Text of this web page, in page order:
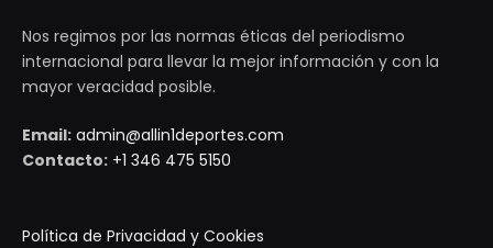
Nos regimos por las normas éticas del periodismo
internacional para llevar la mejor información y con la
mayor veracidad posible.
Email: admin@allin1deportes.com
Contacto: +1 346 475 5150
Política de Privacidad y Cookies